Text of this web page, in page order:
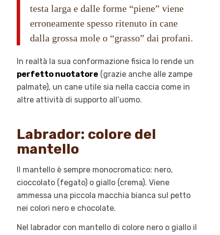
testa larga e dalle forme “piene” viene
erroneamente spesso ritenuto in cane
dalla grossa mole o “grasso” dai profani.
In realtà la sua conformazione fisica lo rende un
perfetto nuotatore(grazie anche alle zampe
palmate), un cane utile sia nella caccia come in
altre attività di supporto all’uomo.
Labrador: colore del
mantello
Il mantello è sempre monocromatico: nero,
cioccolato (fegato) o giallo (crema). Viene
ammessa una piccola macchia bianca sul petto
nei colori nero e chocolate.
Nel labrador con mantello di colore nero o giallo il